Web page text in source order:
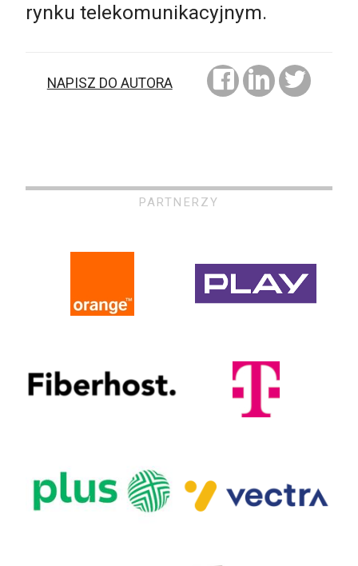
rynku telekomunikacyjnym.
NAPISZ DO AUTORA
PARTNERZY